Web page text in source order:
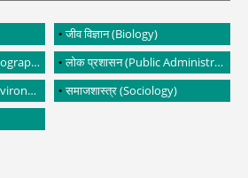
जीव विज्ञान (Biology)
लोक प्रशासन (Public Administration)
Ecology)
समाजशास्त्र (Sociology)